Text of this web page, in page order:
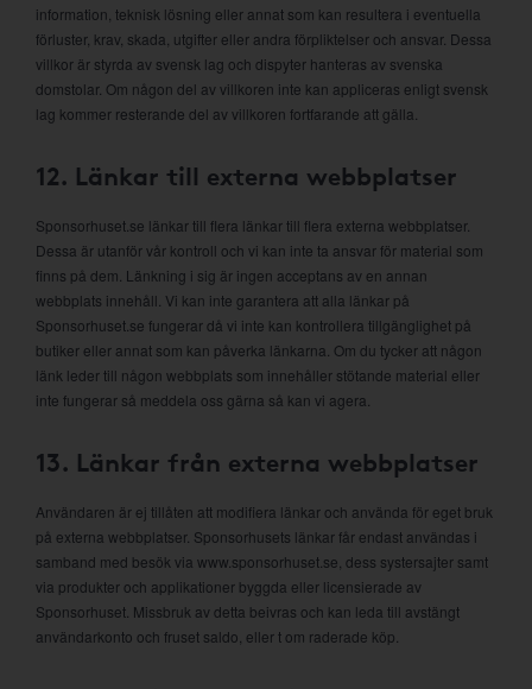
information, teknisk lösning eller annat som kan resultera i eventuella
förluster, krav, skada, utgifter eller andra förpliktelser och ansvar. Dessa
villkor är styrda av svensk lag och dispyter hanteras av svenska
domstolar. Om någon del av villkoren inte kan appliceras enligt svensk
lag kommer resterande del av villkoren fortfarande att gälla.
12. Länkar till externa webbplatser
Sponsorhuset.se länkar till flera länkar till flera externa webbplatser.
Dessa är utanför vår kontroll och vi kan inte ta ansvar för material som
finns på dem. Länkning i sig är ingen acceptans av en annan
webbplats innehåll. Vi kan inte garantera att alla länkar på
Sponsorhuset.se fungerar då vi inte kan kontrollera tillgänglighet på
butiker eller annat som kan påverka länkarna. Om du tycker att någon
länk leder till någon webbplats som innehåller stötande material eller
inte fungerar så meddela oss gärna så kan vi agera.
13. Länkar från externa webbplatser
Användaren är ej tillåten att modifiera länkar och använda för eget bruk
på externa webbplatser. Sponsorhusets länkar får endast användas i
samband med besök via www.sponsorhuset.se, dess systersajter samt
via produkter och applikationer byggda eller licensierade av
Sponsorhuset. Missbruk av detta beivras och kan leda till avstängt
användarkonto och fruset saldo, eller t om raderade köp.